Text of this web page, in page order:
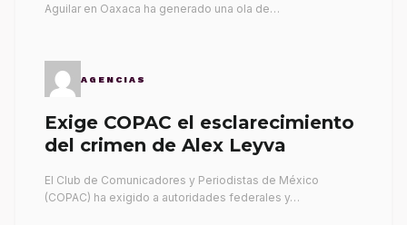
Aguilar en Oaxaca ha generado una ola de…
AGENCIAS
Exige COPAC el esclarecimiento
del crimen de Alex Leyva
El Club de Comunicadores y Periodistas de México
(COPAC) ha exigido a autoridades federales y…